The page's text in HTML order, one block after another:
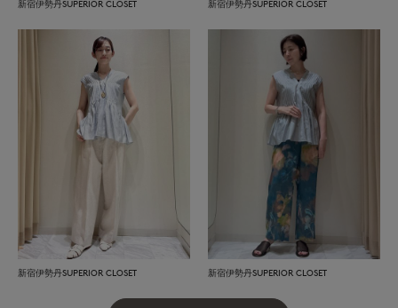
新宿伊勢丹SUPERIOR CLOSET 新宿伊勢丹SUPERIOR CLOSET
新宿伊勢丹SUPERIOR CLOSET 新宿伊勢丹SUPERIOR CLOSET